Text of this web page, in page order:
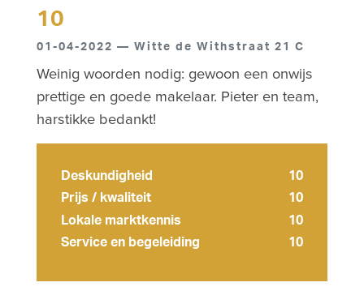
10
01-04-2022 — Witte de Withstraat 21 C
Weinig woorden nodig: gewoon een onwijs
prettige en goede makelaar. Pieter en team,
harstikke bedankt!
Deskundigheid
10
Prijs / kwaliteit
10
Lokale marktkennis
10
Service en begeleiding
10